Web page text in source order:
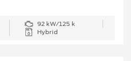
92 kW/125 k
Hybrid